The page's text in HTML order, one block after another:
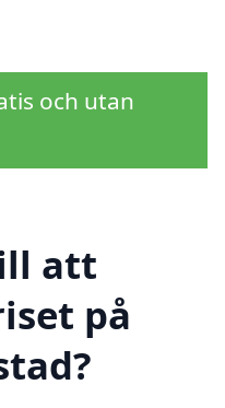
och utan
att
på